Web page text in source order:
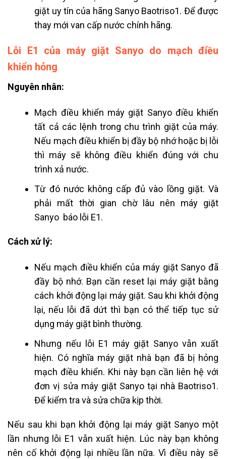
giặt uy tín của hãng Sanyo Baotriso1. Để được
thay mới van cấp nước chính hãng.
Lỗi E1 của máy giặt Sanyo do mạch điều
khiển hỏng
Nguyên nhân:
Mạch điều khiển máy giặt Sanyo điều khiển
tất cả các lệnh trong chu trình giặt của máy.
Nếu mạch điều khiển bị đầy bộ nhớ hoặc bị lỗi
thì máy sẽ không điều khiển đúng với chu
trình xả nước.
Từ đó nước không cấp đủ vào lồng giặt. Và
phải mất thời gian chờ lâu nên máy giặt
Sanyo báo lỗi E1.
Cách xử lý:
Nếu mạch điều khiển của máy giặt Sanyo đã
đầy bộ nhớ. Bạn cần reset lại máy giặt bằng
cách khởi động lại máy giặt. Sau khi khởi động
lại, nếu lỗi đã dứt thì bạn có thể tiếp tục sử
dụng máy giặt bình thường.
Nhưng nếu lỗi E1 máy giặt Sanyo vẫn xuất
hiện. Có nghĩa máy giặt nhà bạn đã bị hỏng
mạch điều khiển. Khi này bạn cần liên hệ với
đơn vị sửa máy giặt Sanyo tại nhà Baotriso1.
Để kiểm tra và sửa chữa kịp thời.
Nếu sau khi bạn khởi động lại máy giặt Sanyo một
lần nhưng lỗi E1 vẫn xuất hiện. Lúc này bạn không
nên cố khởi động lại nhiều lần nữa. Vì điều này sẽ